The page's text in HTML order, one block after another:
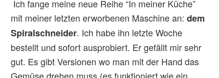
Ich fange meine neue Reihe “In meiner Küche”
mit meiner letzten erworbenen Maschine an:dem
Spiralschneider. Ich habe ihn letzte Woche
bestellt und sofort ausprobiert. Er gefällt mir sehr
gut. Es gibt Versionen wo man mit der Hand das